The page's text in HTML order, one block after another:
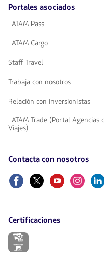
Portales asociados
LATAM Pass
LATAM Cargo
Staff Travel
Trabaja con nosotros
Relación con inversionistas
LATAM Trade (Portal Agencias
Viajes)
Contacta con nosotros
FacebookTwitterYoutube
Certificaciones
El